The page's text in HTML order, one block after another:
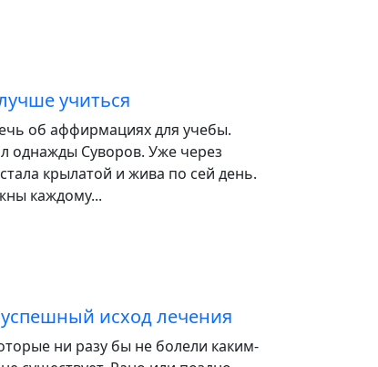
учиться
об аффирмациях для учебы.
однажды Суворов. Уже через
крылатой и жива по сей день.
каждому...
исход лечения
ни разу бы не болели каким-